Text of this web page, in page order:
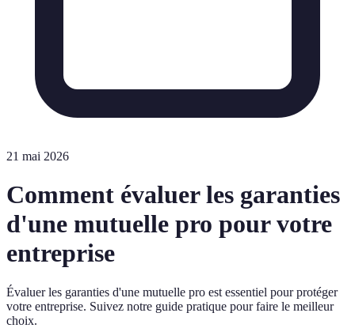
21 mai 2026
Comment évaluer les garanties
d'une mutuelle pro pour votre
entreprise
Évaluer les garanties d'une mutuelle pro est essentiel pour protéger
votre entreprise. Suivez notre guide pratique pour faire le meilleur
choix.